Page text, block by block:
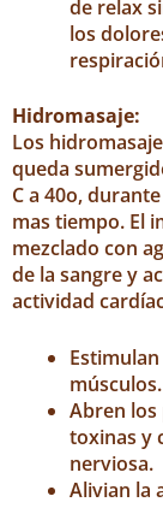
de relax
los
Hidromasaje:
Los
queda
C a 40o,
mas tiempo. El
mezclado con
de la sangre y
actividad
músculos.
Abren
toxinas y
nerviosa.
Alivian la